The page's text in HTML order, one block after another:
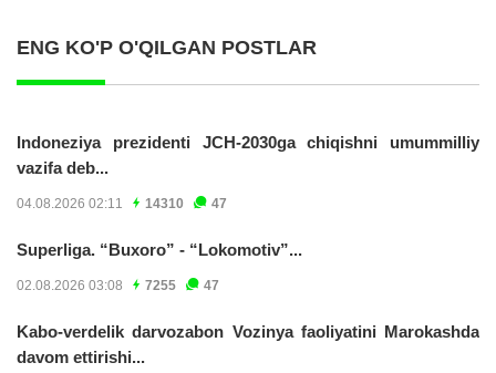
ENG KO'P O'QILGAN POSTLAR
Indoneziya prezidenti JCH-2030ga chiqishni umummilliy
vazifa deb...
04.08.2026 02:11 14310 47
Superliga. “Buxoro” - “Lokomotiv”...
02.08.2026 03:08 7255 47
Kabo-verdelik darvozabon Vozinya faoliyatini Marokashda
davom ettirishi...